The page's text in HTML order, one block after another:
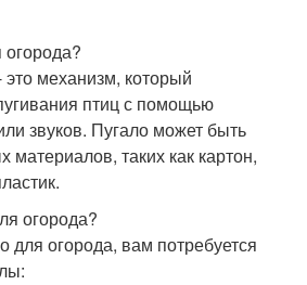
огорода?
механизм, который
птиц с помощью
звуков. Пугало может быть
материалов, таких как картон,
огорода?
для огорода, вам потребуется